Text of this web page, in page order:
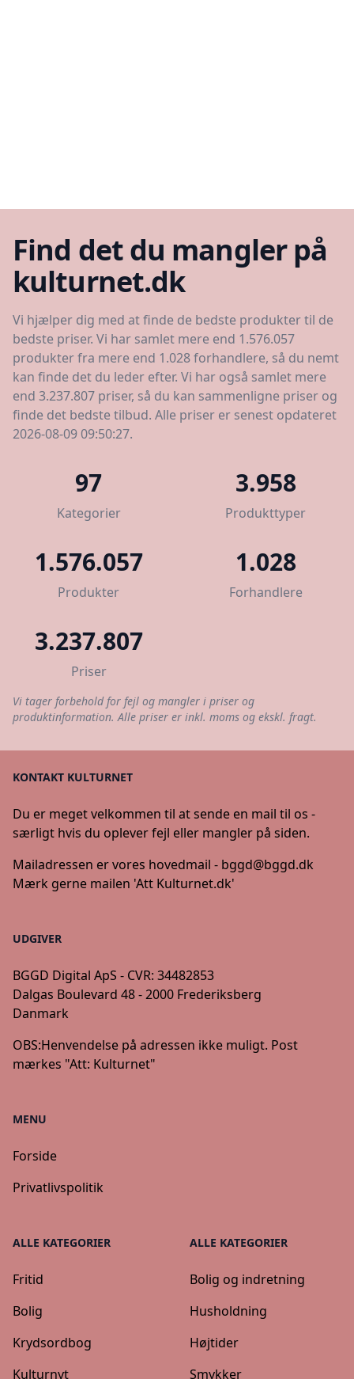
Find det du mangler på
kulturnet.dk
Vi hjælper dig med at finde de bedste produkter til de
bedste priser. Vi har samlet mere end 1.576.057
produkter fra mere end 1.028 forhandlere, så du nemt
kan finde det du leder efter. Vi har også samlet mere
end 3.237.807 priser, så du kan sammenligne priser og
finde det bedste tilbud. Alle priser er senest opdateret
2026-08-09 09:50:27.
97
Kategorier
3.958
Produkttyper
1.576.057
Produkter
1.028
Forhandlere
3.237.807
Priser
Vi tager forbehold for fejl og mangler i priser og
produktinformation. Alle priser er inkl. moms og ekskl. fragt.
KONTAKT KULTURNET
Du er meget velkommen til at sende en mail til os -
særligt hvis du oplever fejl eller mangler på siden.
Mailadressen er vores hovedmail - bggd@bggd.dk
Mærk gerne mailen 'Att Kulturnet.dk'
UDGIVER
BGGD Digital ApS - CVR: 34482853
Dalgas Boulevard 48 - 2000 Frederiksberg
Danmark
OBS:Henvendelse på adressen ikke muligt. Post
mærkes "Att: Kulturnet"
MENU
Forside
Privatlivspolitik
ALLE KATEGORIER
Fritid
Bolig
Krydsordbog
Kulturnyt
ALLE KATEGORIER
Bolig og indretning
Husholdning
Højtider
Smykker